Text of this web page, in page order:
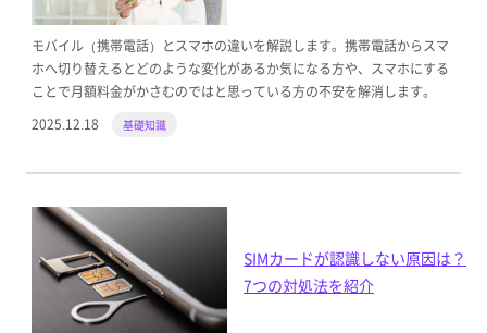
モバイル（携帯電話）とスマホの違いを解説します。携帯電話からスマ
ホへ切り替えるとどのような変化があるか気になる方や、スマホにする
ことで月額料金がかさむのではと思っている方の不安を解消します。
2025.12.18
基礎知識
SIMカードが認識しない原因は？
7つの対処法を紹介